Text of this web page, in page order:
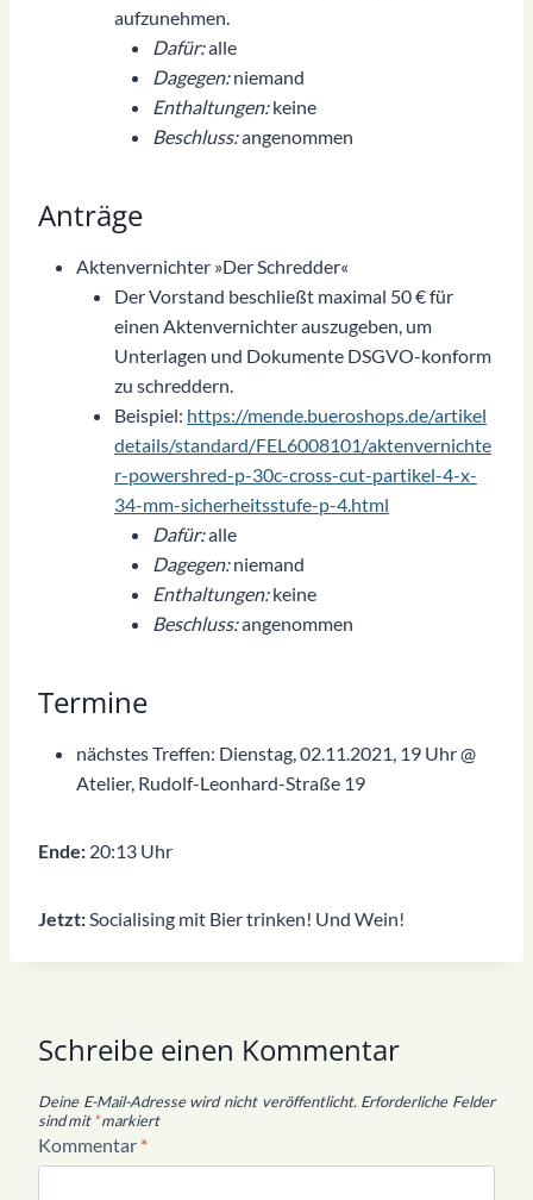
aufzunehmen.
Dafür:alle
Dagegen:niemand
Enthaltungen:keine
Beschluss:angenommen
Anträge
Aktenvernichter »Der Schredder«
Der Vorstand beschließt maximal 50 € für
einen Aktenvernichter auszugeben, um
Unterlagen und Dokumente DSGVO-konform
zu schreddern.
Beispiel: https://mende.bueroshops.de/artikel
details/standard/FEL6008101/aktenvernichte
r-powershred-p-30c-cross-cut-partikel-4-x-
34-mm-sicherheitsstufe-p-4.html
Dafür:alle
Dagegen:niemand
Enthaltungen:keine
Beschluss:angenommen
Termine
nächstes Treffen: Dienstag, 02.11.2021, 19 Uhr @
Atelier, Rudolf-Leonhard-Straße 19
Ende: 20:13 Uhr
Jetzt: Socialising mit Bier trinken! Und Wein!
Schreibe einen Kommentar
Deine E-Mail-Adresse wird nicht veröffentlicht. Erforderliche Felder
sind mit*markiert
Kommentar *